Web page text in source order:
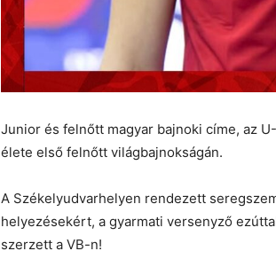
Junior és felnőtt magyar bajnoki címe, az
élete első felnőtt világbajnokságán.
A Székelyudvarhelyen rendezett
helyezésekért, a gyarmati versenyző
szerzett a VB-n!